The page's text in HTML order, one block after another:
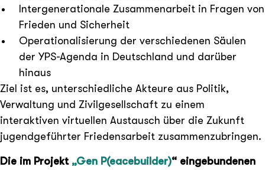
Intergenerationale Zusammenarbeit in Fragen von
Frieden und Sicherheit
Operationalisierung der verschiedenen Säulen
der YPS-Agenda in Deutschland und darüber
hinaus
Ziel ist es, unterschiedliche Akteure aus Politik,
Verwaltung und Zivilgesellschaft zu einem
interaktiven virtuellen Austausch über die Zukunft
jugendgeführter Friedensarbeit zusammenzubringen.
Die im Projekt „Gen P(eacebuilder)“ eingebundenen